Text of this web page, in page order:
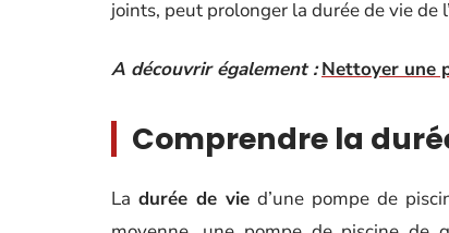
joints, peut prolonger la durée de vie de
A découvrir également : Nettoyer une
Comprendre la
Ladurée de vie d’une pompe de